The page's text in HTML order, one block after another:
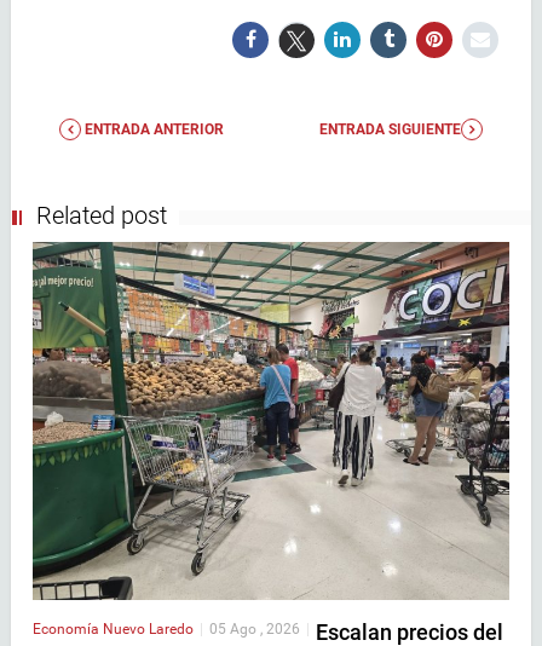
ENTRADA ANTERIOR ENTRADA SIGUIENTE
Related post
Economía Nuevo Laredo 05 Ago , 2026
Escalan precios del